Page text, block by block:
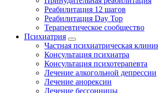
Реабилитация 12 шагов
Реабилитация Day Top
Терапевтическое сообщество
Психиатрия
Частная психиатрическая
Консультация психиатра
Консультация психотерапевта
Лечение алкогольной депрессии
Лечение анорексии
Лечение бессонницы